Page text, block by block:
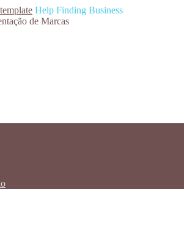
Help Finding Business
de Marcas